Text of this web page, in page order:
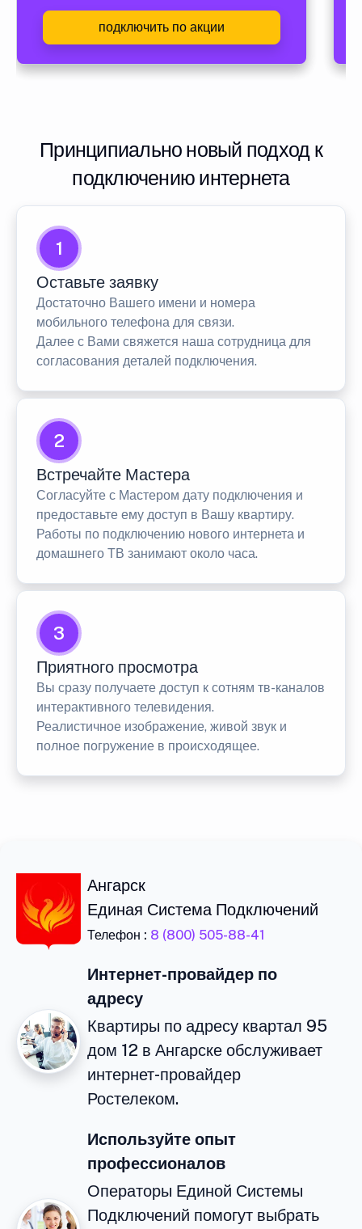
подключить по акции
Принципиально новый подход к
подключению интернета
1
Оставьте заявку
Достаточно Вашего имени и номера
мобильного телефона для связи.
Далее с Вами свяжется наша сотрудница для
согласования деталей подключения.
2
Встречайте Мастера
Согласуйте с Мастером дату подключения и
предоставьте ему доступ в Вашу квартиру.
Работы по подключению нового интернета и
домашнего ТВ занимают около часа.
3
Приятного просмотра
Вы сразу получаете доступ к сотням тв-каналов
интерактивного телевидения.
Реалистичное изображение, живой звук и
полное погружение в происходящее.
Ангарск
Единая Система Подключений
Телефон : 8 (800) 505-88-41
Интернет-провайдер по
адресу
Квартиры по адресу квартал 95
дом 12 в Ангарске обслуживает
интернет-провайдер
Ростелеком.
Используйте опыт
профессионалов
Операторы Единой Системы
Подключений помогут выбрать